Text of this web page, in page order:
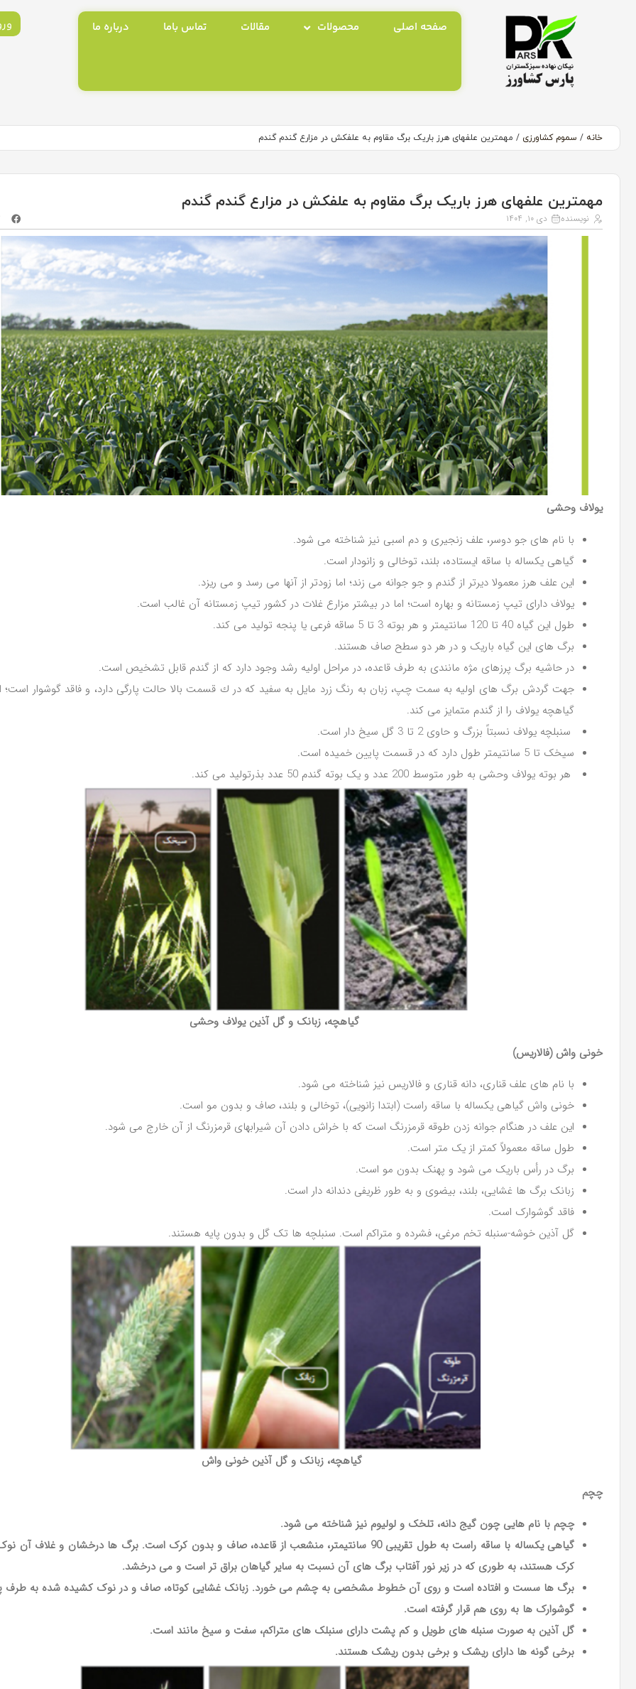
صفحه اصلی محصولات مقالات تماس باما درباره ما
خانه / سموم کشاورزی / مهمترین علفهای هرز باریک برگ مقاوم به علفکش در مزارع گندم گندم
مهمترین علفهای هرز باریک برگ مقاوم به علفکش در مزارع گندم گندم
نویسنده دی ۱۰, ۱۴۰۴
یولاف وحشی
با نام های جو دوسر، علف زنجیری و دم اسبی نیز شناخته می شود.
گیاهی یكساله با ساقه ایستاده، بلند، توخالی و زانودار است.
این علف هرز معمولا دیرتر از گندم و جو جوانه می زند؛ اما زودتر از آنها می رسد و می ریزد.
یولاف دارای تیپ زمستانه و بهاره است؛ اما در بیشتر مزارع غلات در کشور تیپ زمستانه آن غالب است.
طول این گیاه 40 تا 120 سانتیمتر و هر بوته 3 تا 5 ساقه فرعی یا پنجه تولید می کند.
برگ های این گیاه باریک و در هر دو سطح صاف هستند.
در حاشیه برگ پرزهای مژه مانندی به طرف قاعده، در مراحل اولیه رشد وجود دارد که از گندم قابل تشخیص است.
جهت گردش برگ های اولیه به سمت چپ، زبان به رنگ زرد مایل به سفید که در ك قسمت بالا حالت پارگی دارد، و فاقد گوشوار است؛
گیاهچه یولاف را از گندم متمایز می کند.
سنبلچه یولاف نسبتاً بزرگ و حاوی 2 تا 3 گل سیخ دار است.
سیخک تا 5 سانتیمتر طول دارد که در قسمت پایین خمیده است.
هر بوته یولاف وحشی به طور متوسط 200 عدد و یک بوته گندم 50 عدد بذرتولید می کند.
گیاهچه، زبانک و گل آذین یولاف وحشی
خونی واش (فالاریس)
با نام های علف قناری، دانه قناری و فالاریس نیز شناخته می شود.
خونی واش گیاهی یکساله با ساقه راست (ابتدا زانویی)، توخالی و بلند، صاف و بدون مو است.
این علف در هنگام جوانه زدن طوقه قرمزرنگ است که با خراش دادن آن شیرابه­ای قرمزرنگ از آن خارج می شود.
طول ساقه معمولاً کمتر از یک متر است.
برگ در رأس باریک می شود و پهنک بدون مو است.
زبانک برگ ها غشایی، بلند، بیضوی و به طور ظریفی دندانه دار است.
فاقد گوشوارک است.
گل آذین خوشه-سنبله تخم مرغی، فشرده و متراکم است. سنبلچه ها تک گل و بدون پایه هستند.
گیاهچه، زبانک و گل آذین خونی واش
چچم
چچم با نام هایی چون گیج دانه، تلخک و لولیوم نیز شناخته می شود.
گیاهی یکساله با ساقه راست به طول تقریبی 90 سانتیمتر، منشعب از قاعده، صاف و بدون کرک است. برگ ها درخشان و غلاف
کرک هستند، به طوری که در زیر نور آفتاب برگ های آن نسبت به سایر گیاهان براق تر است و می درخشد.
برگ ها سست و افتاده است و روی آن خطوط مشخصی به چشم می خورد. زبانک غشایی کوتاه، صاف و در نوک کشیده شده به طرف
گوشوارک ها به روی هم قرار گرفته است.
گل آذین به صورت سنبله های طویل و کم پشت دارای سنبلک های متراکم، سفت و سیخ مانند است.
برخی گونه ها دارای ریشک و برخی بدون ریشک هستند.